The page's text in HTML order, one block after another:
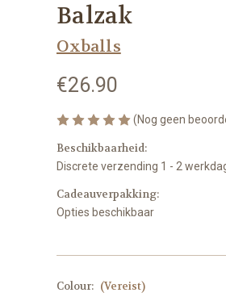
Balzak
Oxballs
€26.90
(Nog geen
Beschikbaarheid:
Discrete verzending 1 - 2
Cadeauverpakking:
Opties beschikbaar
Colour: (Vereist)